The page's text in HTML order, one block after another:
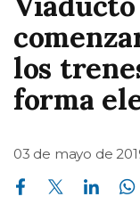
Nación
los
forma
03 de mayo de
Compartir en Facebook Compartir en Twitter Compartir en Linkedin Compartir en Whatsapp